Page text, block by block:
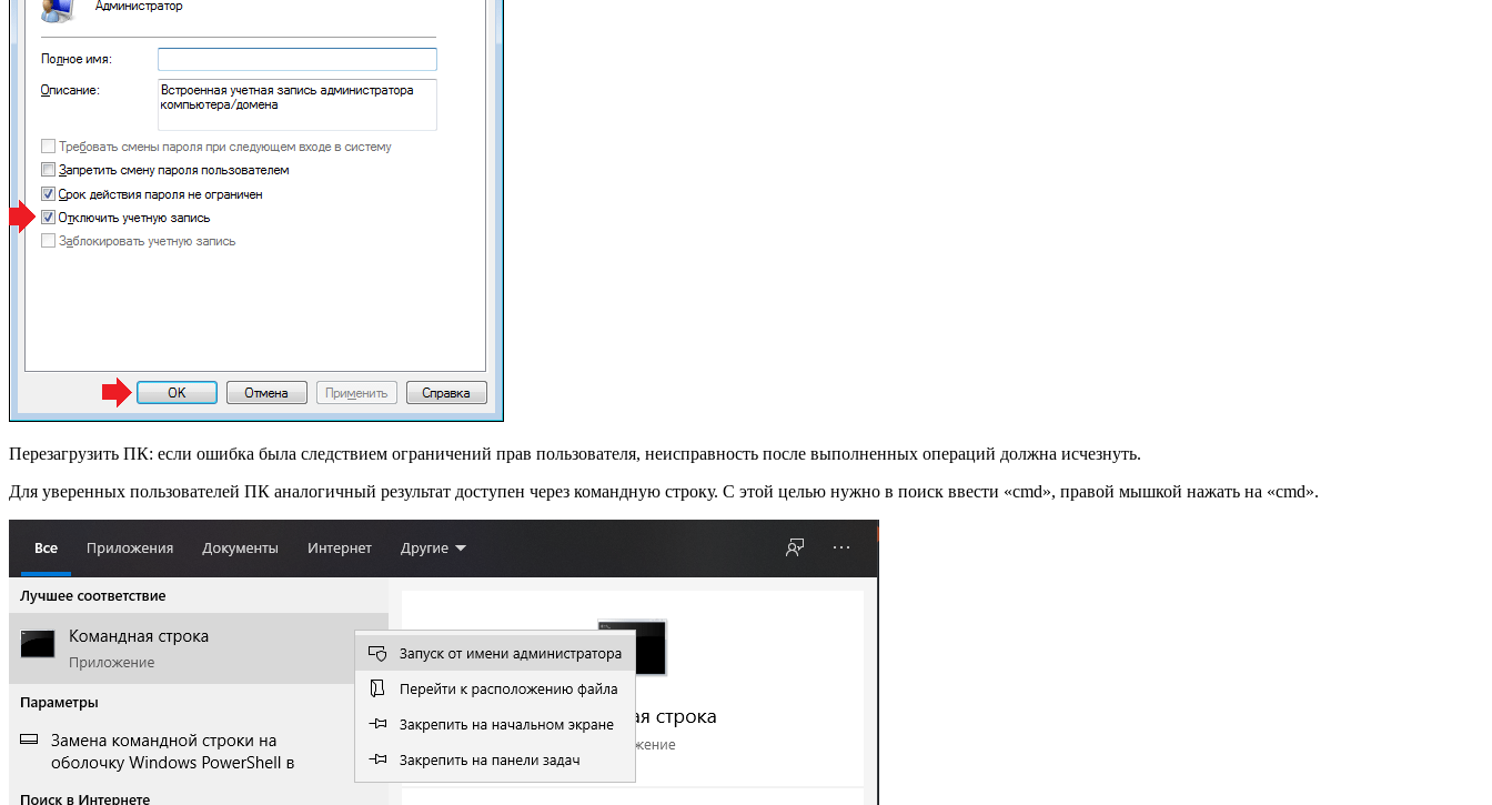
Перезагрузить ПК: если ошибка была следствием ограничений прав пользователя, неисправность после выполненных операций должна исчезнуть.
Для уверенных пользователей ПК аналогичный результат доступен через командную строку. С этой целью нужно в поиск ввести «cmd», правой мышкой нажать на «cmd».